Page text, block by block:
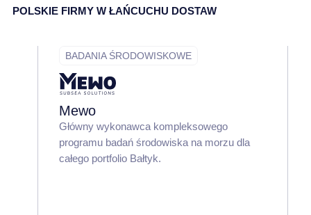
POLSKIE FIRMY W ŁAŃCUCHU DOSTAW
BADANIA ŚRODOWISKOWE
Mewo
Główny wykonawca kompleksowego
programu badań środowiska na morzu dla
całego portfolio Bałtyk.